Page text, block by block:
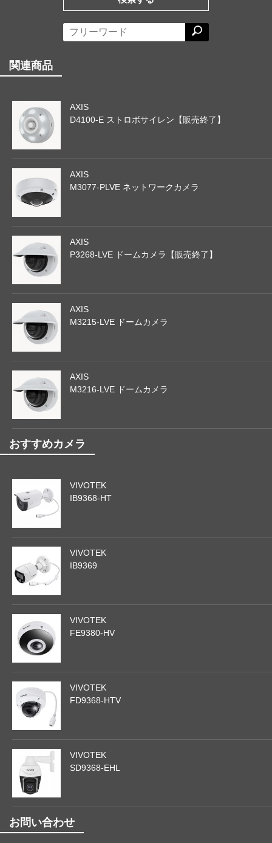
関連商品
AXIS
D4100-E ストロボサイレン【販売終了】
AXIS
M3077-PLVE ネットワークカメラ
AXIS
P3268-LVE ドームカメラ【販売終了】
AXIS
M3215-LVE ドームカメラ
AXIS
M3216-LVE ドームカメラ
おすすめカメラ
VIVOTEK
IB9368-HT
VIVOTEK
IB9369
VIVOTEK
FE9380-HV
VIVOTEK
FD9368-HTV
VIVOTEK
SD9368-EHL
お問い合わせ